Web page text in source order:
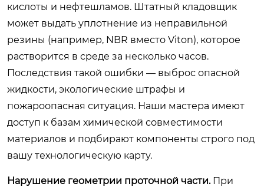
кислоты и нефтешламов. Штатный кладовщик
может выдать уплотнение из неправильной
резины (например, NBR вместо Viton), которое
растворится в среде за несколько часов.
Последствия такой ошибки — выброс опасной
жидкости, экологические штрафы и
пожароопасная ситуация. Наши мастера имеют
доступ к базам химической совместимости
материалов и подбирают компоненты строго под
вашу технологическую карту.
Нарушение геометрии проточной части.При